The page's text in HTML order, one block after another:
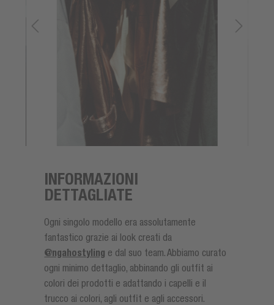
INFORMAZIONI
DETTAGLIATE
Ogni singolo modello era assolutamente
fantastico grazie ai look creati da
@ngahostyling e dal suo team. Abbiamo curato
ogni minimo dettaglio, abbinando gli outfit ai
colori dei prodotti e adattando i capelli e il
trucco ai colori, agli outfit e agli accessori.